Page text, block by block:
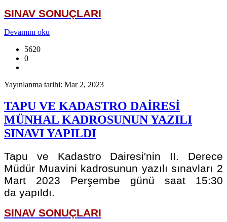
SINAV SONUÇLARI
Devamını oku
5620
0
Yayınlanma tarihi: Mar 2, 2023
TAPU VE KADASTRO DAİRESİ
MÜNHAL KADROSUNUN YAZILI
SINAVI YAPILDI
Tapu ve Kadastro Dairesi'nin II. Derece
Müdür Muavini kadrosunun yazılı sınavları 2
Mart 2023 Perşembe günü saat 15:30
da yapıldı.
SINAV SONUÇLARI